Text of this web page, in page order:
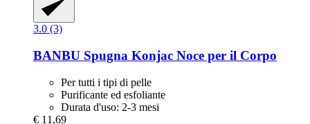
3.0 (3)
BANBU Spugna Konjac Noce per il Corpo
Per tutti i tipi di pelle
Purificante ed esfoliante
Durata d'uso: 2-3 mesi
€ 11,69